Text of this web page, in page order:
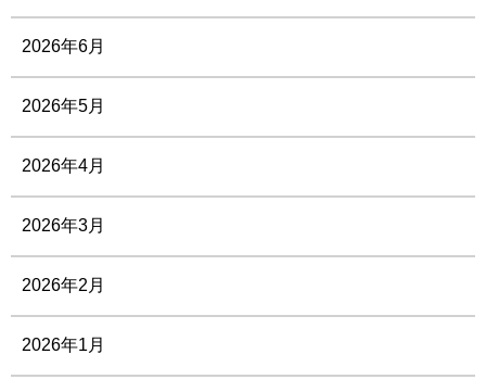
2026年6月
2026年5月
2026年4月
2026年3月
2026年2月
2026年1月